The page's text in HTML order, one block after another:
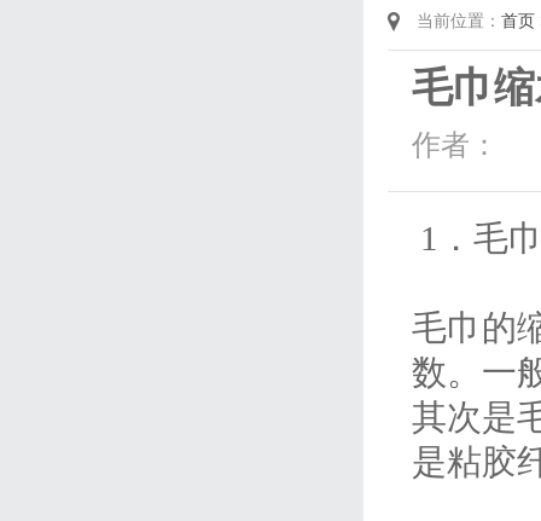
当前位置： 首页
毛巾
作者：
1．毛
毛巾的
数。一
其次是
是粘胶